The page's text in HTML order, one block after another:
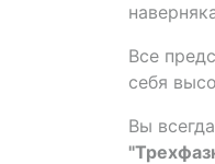
Все
себя
Вы